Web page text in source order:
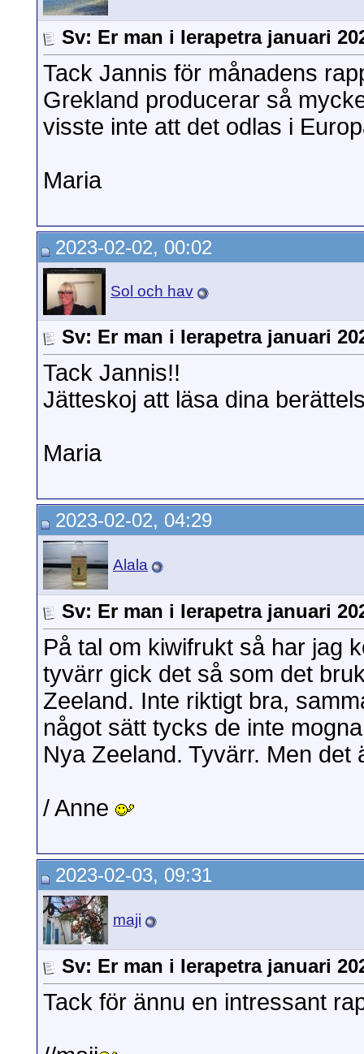
Sv: Er man i Ierapetra januari
Tack Jannis för månadens
Grekland producerar så
visste inte att det odlas i
Maria
2023-02-02, 00:02
Sol och hav
Sv: Er man i Ierapetra januari
Tack Jannis!!
Jätteskoj att läsa dina
Maria
2023-02-02, 04:29
Alala
Sv: Er man i Ierapetra januari
På tal om kiwifrukt så har jag
tyvärr gick det så som det
Zeeland. Inte riktigt bra,
något sätt tycks de inte
Nya Zeeland. Tyvärr. Men det
/ Anne
2023-02-03, 09:31
maji
Sv: Er man i Ierapetra januari
Tack för ännu en intressant